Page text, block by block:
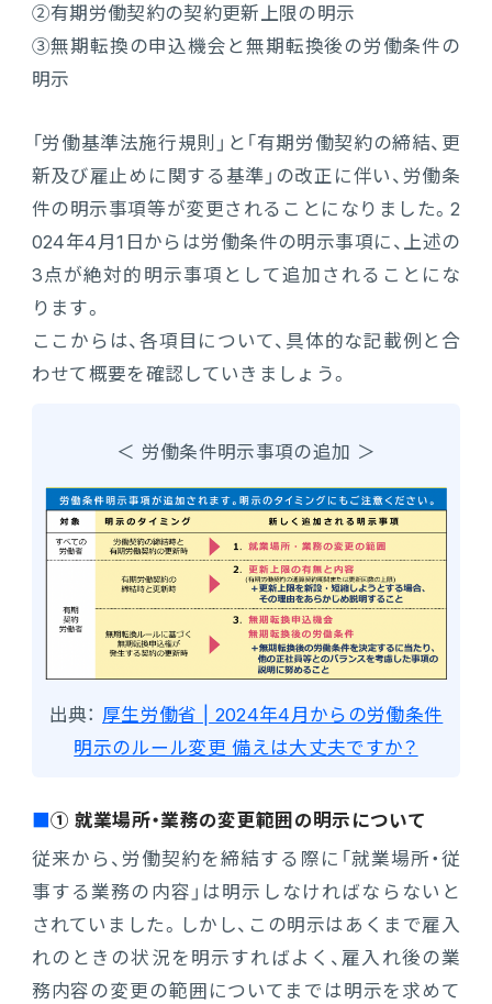
②有期労働契約の契約更新上限の明示
③無期転換の申込機会と無期転換後の労働条件の
明示
「労働基準法施行規則」と「有期労働契約の締結、更
新及び雇止めに関する基準」の改正に伴い、労働条
件の明示事項等が変更されることになりました。2
024年4月1日からは労働条件の明示事項に、上述の
3点が絶対的明示事項として追加されることにな
ります。
ここからは、各項目について、具体的な記載例と合
わせて概要を確認していきましょう。
＜ 労働条件明示事項の追加 ＞
出典： 厚生労働省 | 2024年4月からの労働条件
明示のルール変更 備えは大丈夫ですか？
① 就業場所・業務の変更範囲の明示について
従来から、労働契約を締結する際に「就業場所・従
事する業務の内容」は明示しなければならないと
されていました。しかし、この明示はあくまで雇入
れのときの状況を明示すればよく、雇入れ後の業
務内容の変更の範囲についてまでは明示を求めて